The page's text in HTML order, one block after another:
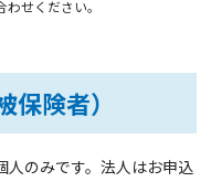
せください。
険者）
のみです。法人はお申込